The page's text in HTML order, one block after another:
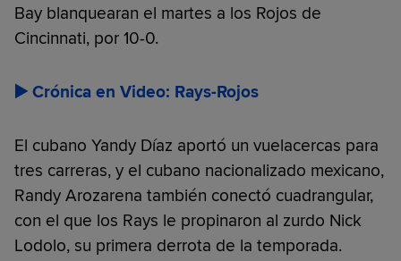
Bay blanquearan el martes a los Rojos de
Cincinnati, por 10-0.
▶️ Crónica en Video: Rays-Rojos
El cubano Yandy Díaz aportó un vuelacercas para
tres carreras, y el cubano nacionalizado mexicano,
Randy Arozarena también conectó cuadrangular,
con el que los Rays le propinaron al zurdo Nick
Lodolo, su primera derrota de la temporada.